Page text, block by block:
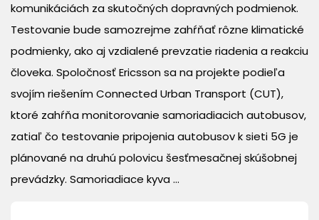
komunikáciách za skutočných dopravných podmienok.
Testovanie bude samozrejme zahŕňať rôzne klimatické
podmienky, ako aj vzdialené prevzatie riadenia a reakciu
človeka. Spoločnosť Ericsson sa na projekte podieľa
svojím riešením Connected Urban Transport (CUT),
ktoré zahŕňa monitorovanie samoriadiacich autobusov,
zatiaľ čo testovanie pripojenia autobusov k sieti 5G je
plánované na druhú polovicu šesťmesačnej skúšobnej
prevádzky. Samoriadiace kyva ...